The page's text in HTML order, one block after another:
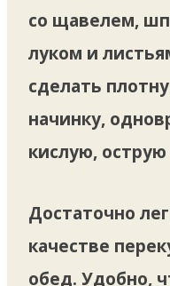
со щавелем,
луком и
сделать
начинку,
кислую,
Достаточно
качестве
обед. Удобно,